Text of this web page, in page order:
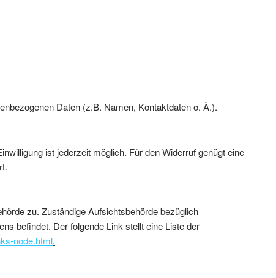
Daten (z.B. Namen, Kontaktdaten o. Ä.).
ist jederzeit möglich. Für den Widerruf genügt eine
zu. Zuständige Aufsichtsbehörde bezüglich
befindet. Der folgende Link stellt eine Liste der
node.html.